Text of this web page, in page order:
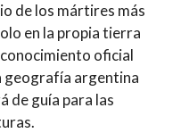
de los mártires más
en la propia tierra
oficial
geografía argentina
de guía para las